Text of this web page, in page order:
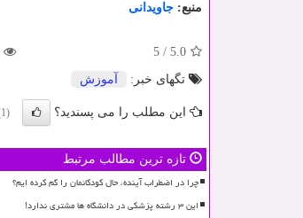
منبع: جاویدانی
5.0
/
5
تگهای خبر:
آموزش
این مطلب را می پسندید؟ (1)
تازه ترین مطالب مرتبط
چرا در اضطراب آینده، حال کودکانمان را گم کرده ایم؟
این ۳ رشته پزشکی در دانشگاه ها مشتری ندارد!